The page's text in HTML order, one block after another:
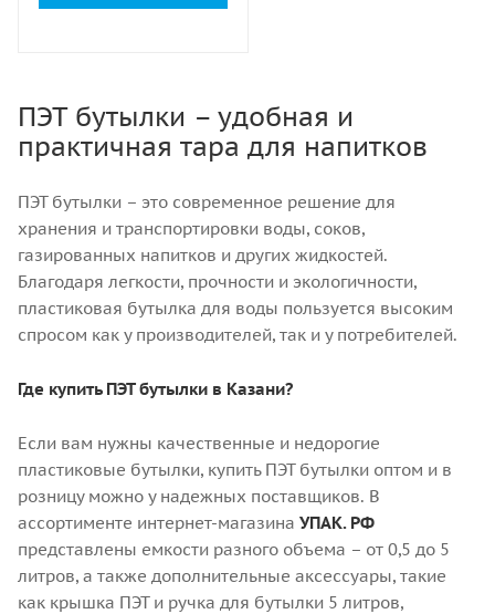
ПЭТ бутылки – удобная и
практичная тара для напитков
ПЭТ бутылки – это современное решение для
хранения и транспортировки воды, соков,
газированных напитков и других жидкостей.
Благодаря легкости, прочности и экологичности,
пластиковая бутылка для воды пользуется высоким
спросом как у производителей, так и у потребителей.
Где купить ПЭТ бутылки в Казани?
Если вам нужны качественные и недорогие
пластиковые бутылки, купить ПЭТ бутылки оптом и в
розницу можно у надежных поставщиков. В
ассортименте интернет-магазина УПАК. РФ
представлены емкости разного объема – от 0,5 до 5
литров, а также дополнительные аксессуары, такие
как крышка ПЭТ и ручка для бутылки 5 литров,